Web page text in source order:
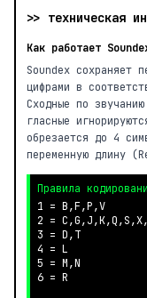
>> техническая
Как работает
Soundex сохраняет
цифрами в
Сходные по
гласные
обрезается до 4
переменную длину
Правила
1 = B,F,P,V
2 =
3 = D,T
4 = L
5 = M,N
6 = R